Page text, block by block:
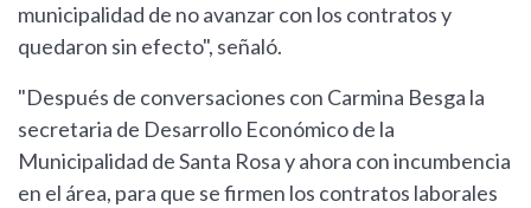
municipalidad de no avanzar con los contratos y
quedaron sin efecto", señaló.
"Después de conversaciones con Carmina Besga la
secretaria de Desarrollo Económico de la
Municipalidad de Santa Rosa y ahora con incumbencia
en el área, para que se firmen los contratos laborales